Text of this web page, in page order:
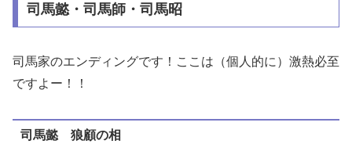
司馬懿・司馬師・司馬昭
司馬家のエンディングです！ここは（個人的に）激熱必至
ですよー！！
司馬懿 狼顧の相